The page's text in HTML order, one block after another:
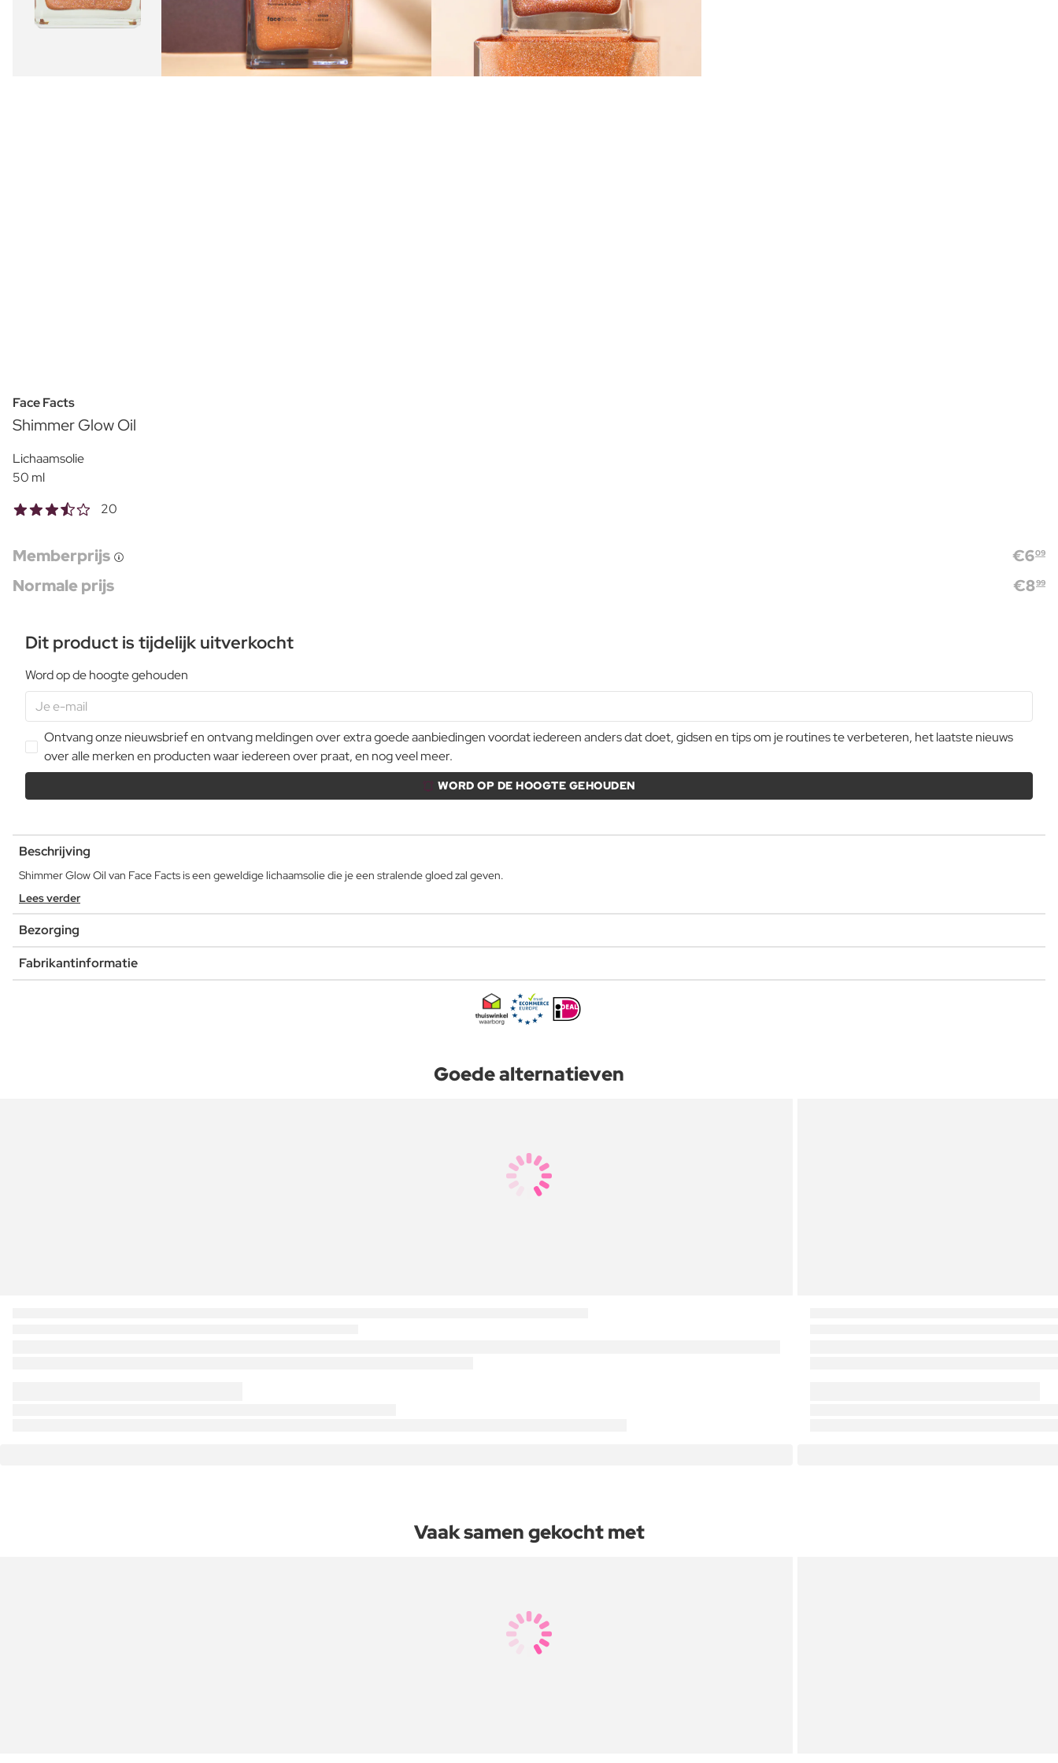
Face Facts
Shimmer Glow Oil
Lichaamsolie
50 ml
20
Memberprijs €609
Normale prijs €899
Dit product is tijdelijk uitverkocht
Word op de hoogte gehouden
Ontvang onze nieuwsbrief en ontvang meldingen over extra goede aanbiedingen voordat iedereen anders dat doet, gidsen en tips om je routines te verbeteren, het laatste nieuws
over alle merken en producten waar iedereen over praat, en nog veel meer.
WORD OP DE HOOGTE GEHOUDEN
Beschrijving
Shimmer Glow Oil van Face Facts is een geweldige lichaamsolie die je een stralende gloed zal geven.
Lees verder
Bezorging
Fabrikantinformatie
Goede alternatieven
Vaak samen gekocht met